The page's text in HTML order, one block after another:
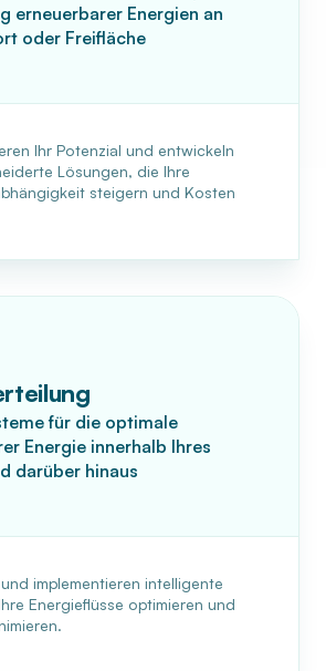
erneuerbarer Energien an
oder Freifläche
Ihr Potenzial und entwickeln
Lösungen, die Ihre
steigern und Kosten
für die optimale
Energie innerhalb Ihres
darüber hinaus
implementieren intelligente
Energieflüsse optimieren und